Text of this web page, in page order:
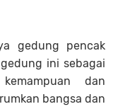
gedung pencak
ini sebagai
dan
bangsa dan